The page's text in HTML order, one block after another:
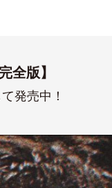
全版】
発売中！